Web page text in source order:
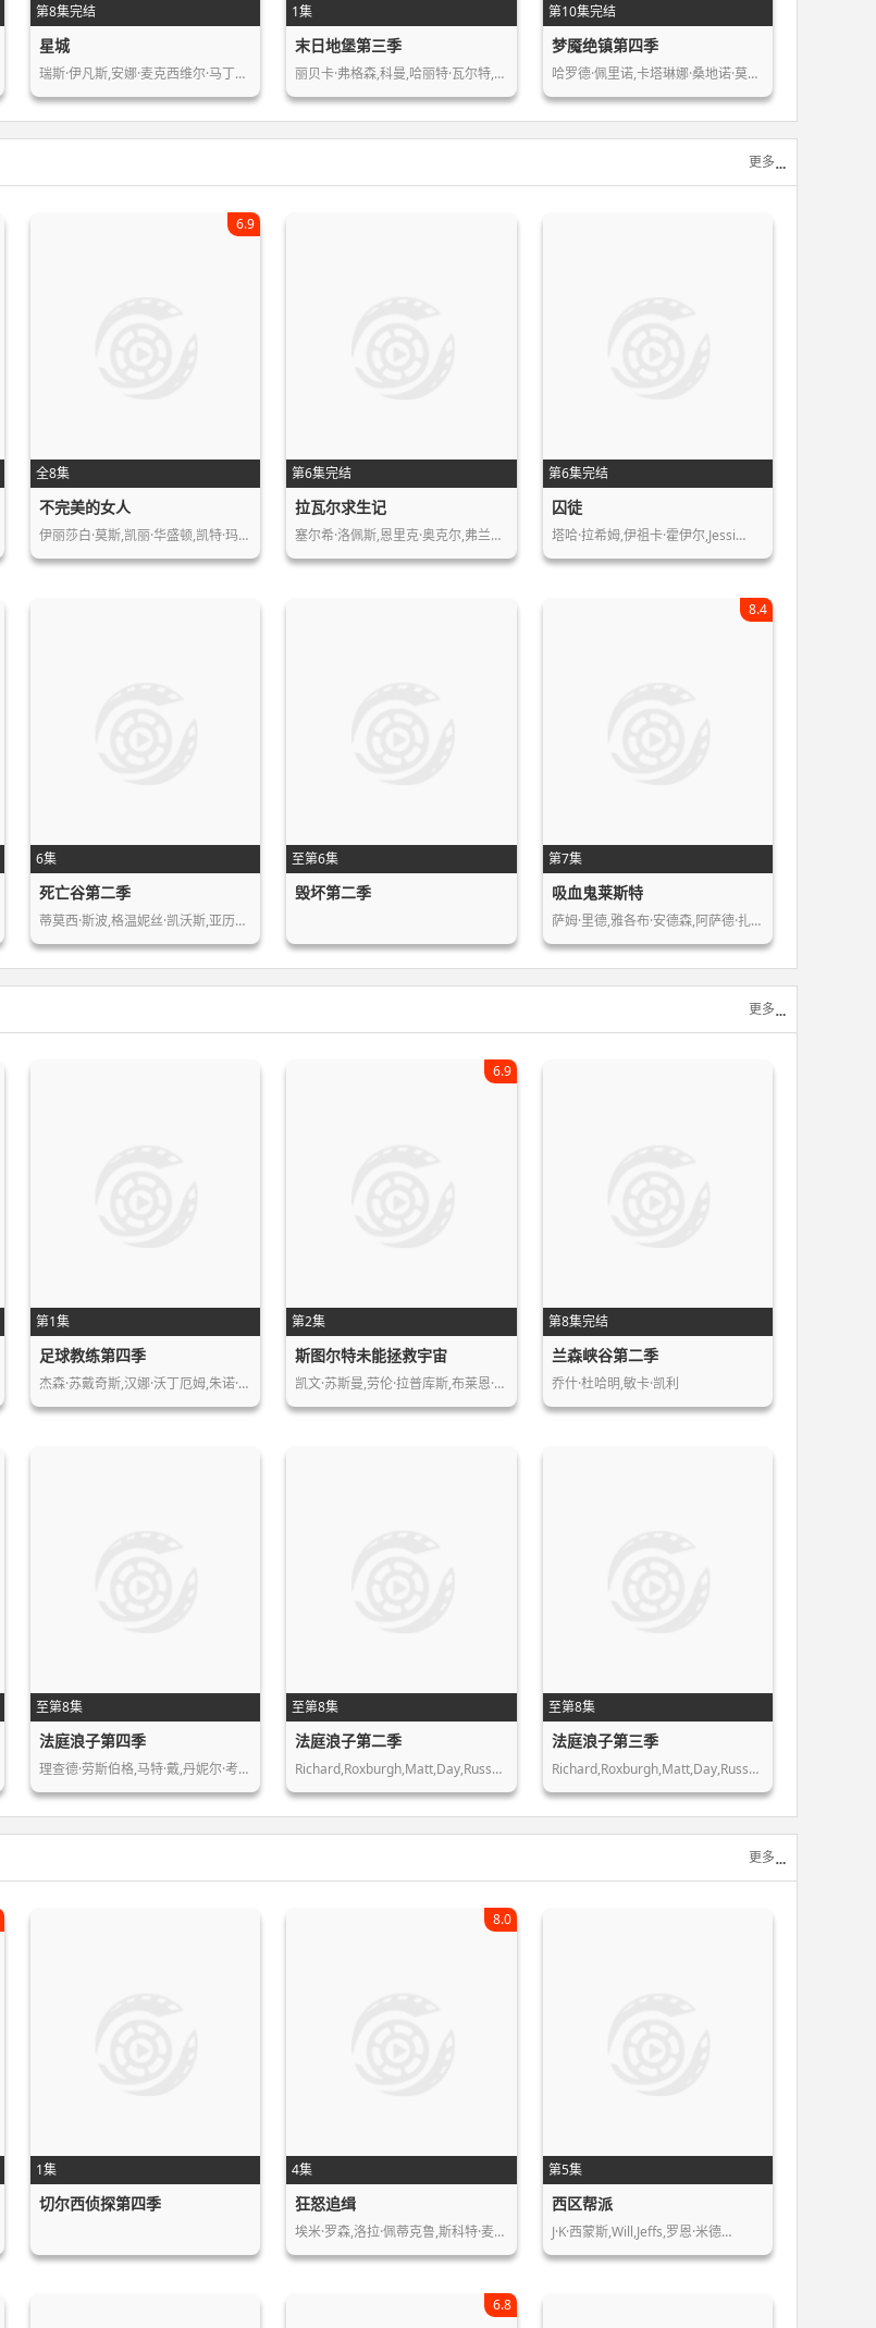
第8集完结
星城
瑞斯·伊凡斯,安娜·麦克西维尔·马丁…
1集
末日地堡第三季
丽贝卡·弗格森,科曼,哈丽特·瓦尔特,…
第10集完结
梦魇绝镇第四季
哈罗德·佩里诺,卡塔琳娜·桑地诺·莫…
更多
全8集
6.9
不完美的女人
伊丽莎白·莫斯,凯丽·华盛顿,凯特·玛…
第6集完结
拉瓦尔求生记
塞尔希·洛佩斯,恩里克·奥克尔,弗兰塞…
第6集完结
囚徒
塔哈·拉希姆,伊祖卡·霍伊尔,Jessi…
6集
死亡谷第二季
蒂莫西·斯波,格温妮丝·凯沃斯,亚历山…
至第6集
毁坏第二季
第7集
8.4
吸血鬼莱斯特
萨姆·里德,雅各布·安德森,阿萨德·扎…
更多
第1集
足球教练第四季
杰森·苏戴奇斯,汉娜·沃丁厄姆,朱诺·…
第2集
6.9
斯图尔特未能拯救宇宙
凯文·苏斯曼,劳伦·拉普库斯,布莱恩·…
第8集完结
兰森峡谷第二季
乔什·杜哈明,敏卡·凯利
至第8集
法庭浪子第四季
理查德·劳斯伯格,马特·戴,丹妮尔·考…
至第8集
法庭浪子第二季
Richard,Roxburgh,Matt,Day,Russell,Dy…
至第8集
法庭浪子第三季
Richard,Roxburgh,Matt,Day,Russell,Dy…
更多
1集
切尔西侦探第四季
4集
8.0
狂怒追缉
埃米·罗森,洛拉·佩蒂克鲁,斯科特·麦…
第5集
西区帮派
J·K·西蒙斯,Will,Jeffs,罗恩·米德…
6.8